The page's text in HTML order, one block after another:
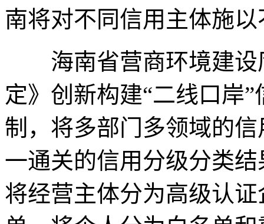
南将对不同信用主体施
海南省营商环境建设
定》创新构建“二线口岸
制，将多部门多领域的
一通关的信用分级分类
将经营主体分为高级认